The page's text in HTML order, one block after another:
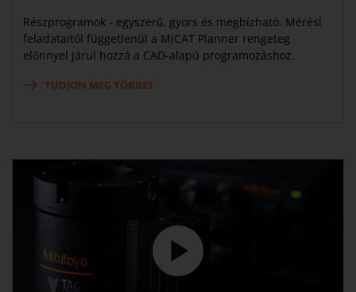
Részprogramok - egyszerű, gyors és megbízható. Mérési
feladataitól függetlenül a MiCAT Planner rengeteg
előnnyel járul hozzá a CAD-alapú programozáshoz.
TUDJON MEG TÖBBET